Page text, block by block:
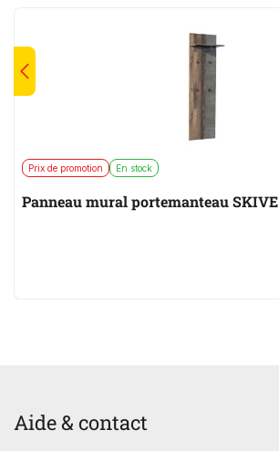
Prix de promotion En stock
Panneau mural portemanteau SKIVE
Aide & contact